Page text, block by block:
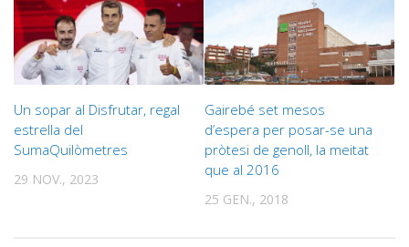
Un sopar al Disfrutar, regal
estrella del
SumaQuilòmetres
29 NOV., 2023
Gairebé set mesos
d’espera per posar-se una
pròtesi de genoll, la meitat
que al 2016
25 GEN., 2018